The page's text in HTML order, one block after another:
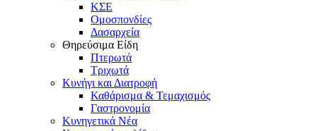
ΚΣΕ
Ομοσπονδίες
Δασαρχεία
Θηρεύσιμα Είδη
Πτερωτά
Τριχωτά
Κυνήγι και Διατροφή
Καθάρισμα & Τεμαχισμός
Γαστρονομία
Κυνηγετικά Νέα